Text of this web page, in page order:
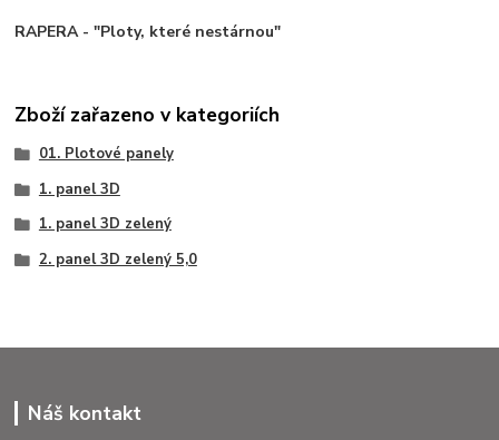
RAPERA - "Ploty, které nestárnou"
Zboží zařazeno v kategoriích
01. Plotové panely
1. panel 3D
1. panel 3D zelený
2. panel 3D zelený 5,0
Náš kontakt